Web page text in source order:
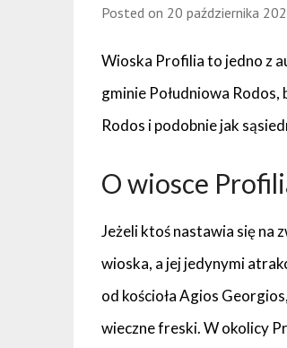
Posted on 20 października
Wioska Profilia to jedno z
gminie Południowa
Rodos i podobnie jak
O wiosce
Jeżeli ktoś nastawia się na
wioska, a jej jedynymi
od kościoła Agios
wieczne freski. W okolicy